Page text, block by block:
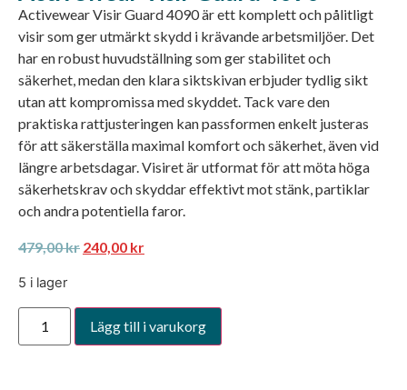
Activewear Visir Guard 4090 är ett komplett och pålitligt
visir som ger utmärkt skydd i krävande arbetsmiljöer. Det
har en robust huvudställning som ger stabilitet och
säkerhet, medan den klara siktskivan erbjuder tydlig sikt
utan att kompromissa med skyddet. Tack vare den
praktiska rattjusteringen kan passformen enkelt justeras
för att säkerställa maximal komfort och säkerhet, även vid
längre arbetsdagar. Visiret är utformat för att möta höga
säkerhetskrav och skyddar effektivt mot stänk, partiklar
och andra potentiella faror.
479,00kr 240,00 kr
5 i lager
Lägg till i varukorg